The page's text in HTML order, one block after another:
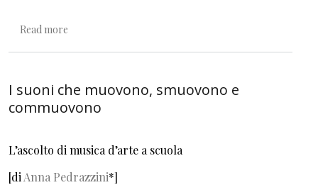
Read more
I suoni che muovono, smuovono e
commuovono
L’ascolto di musica d’arte a scuola
[di Anna Pedrazzini*]